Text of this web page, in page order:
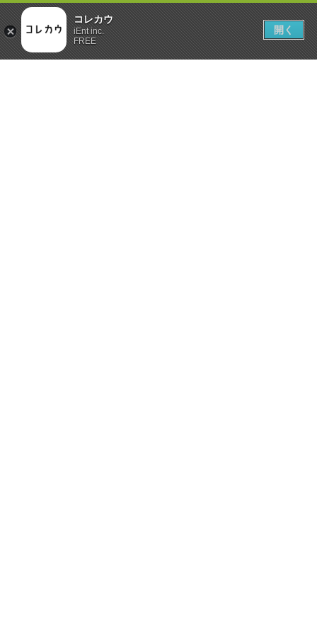
コレカウ
iEnt inc.
FREE
開く